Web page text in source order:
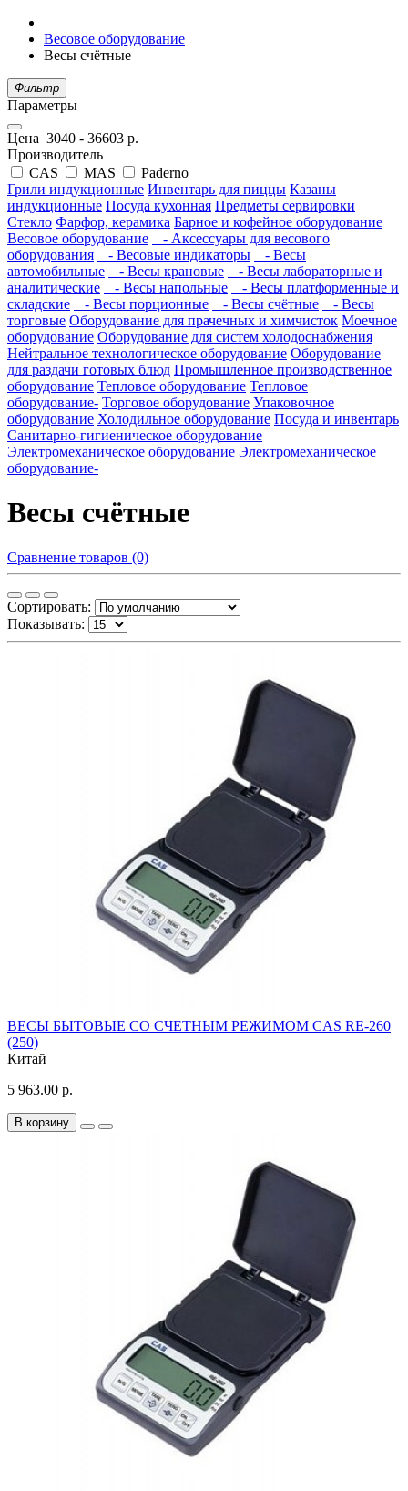
Весовое оборудование
Весы счётные
Фильтр
Параметры
Цена 3040 - 36603 р.
Производитель
CAS
MAS
Paderno
Грили индукционные Инвентарь для пиццы Казаны
индукционные Посуда кухонная Предметы сервировки
Стекло Фарфор, керамика Барное и кофейное оборудование
Весовое оборудование
- Аксессуары для весового
оборудования
- Весовые индикаторы
- Весы
автомобильные
- Весы крановые
- Весы лабораторные и
аналитические
- Весы напольные
- Весы платформенные и
складские
- Весы порционные - Весы счётные
- Весы
торговые Оборудование для прачечных и химчисток Моечное
оборудование Оборудование для систем холодоснабжения
Нейтральное технологическое оборудование Оборудование
для раздачи готовых блюд Промышленное производственное
оборудование Тепловое оборудование Тепловое
оборудование- Торговое оборудование Упаковочное
оборудование Холодильное оборудование Посуда и инвентарь
Санитарно-гигиеническое оборудование
Электромеханическое оборудование Электромеханическое
оборудование-
Весы счётные
Сравнение товаров (0)
Сортировать:
Показывать:
ВЕСЫ БЫТОВЫЕ СО СЧЕТНЫМ РЕЖИМОМ CAS RE-260
(250)
Китай
5 963.00 р.
В корзину